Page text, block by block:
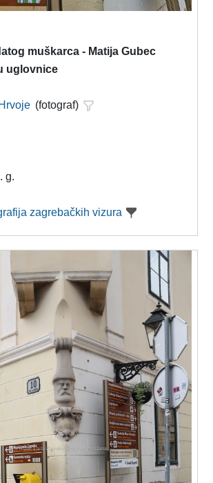
muškarca - Matija Gubec
uglovnice
(fotograf)
g.
zagrebačkih vizura